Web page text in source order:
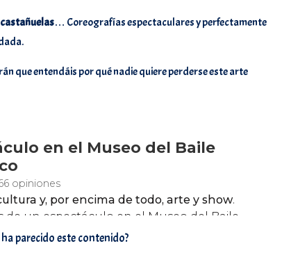
… Coreografías espectaculares y perfectamente
que entendáis por qué nadie quiere perderse este arte
parecido este contenido?